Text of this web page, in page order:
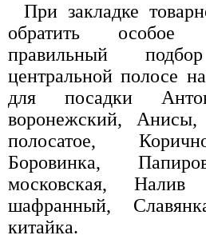
При закладке
обратить
правильный
центральной полосе
для посадки
воронежский,
полосатое,
Боровинка,
московская,
шафранный,
китайка.